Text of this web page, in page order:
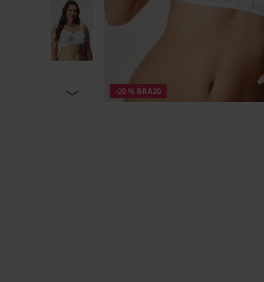
-20 % BRA20